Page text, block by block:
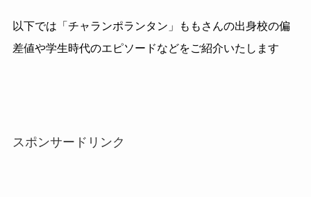
以下では「チャランポランタン」ももさんの出身校の偏
差値や学生時代のエピソードなどをご紹介いたします
スポンサードリンク